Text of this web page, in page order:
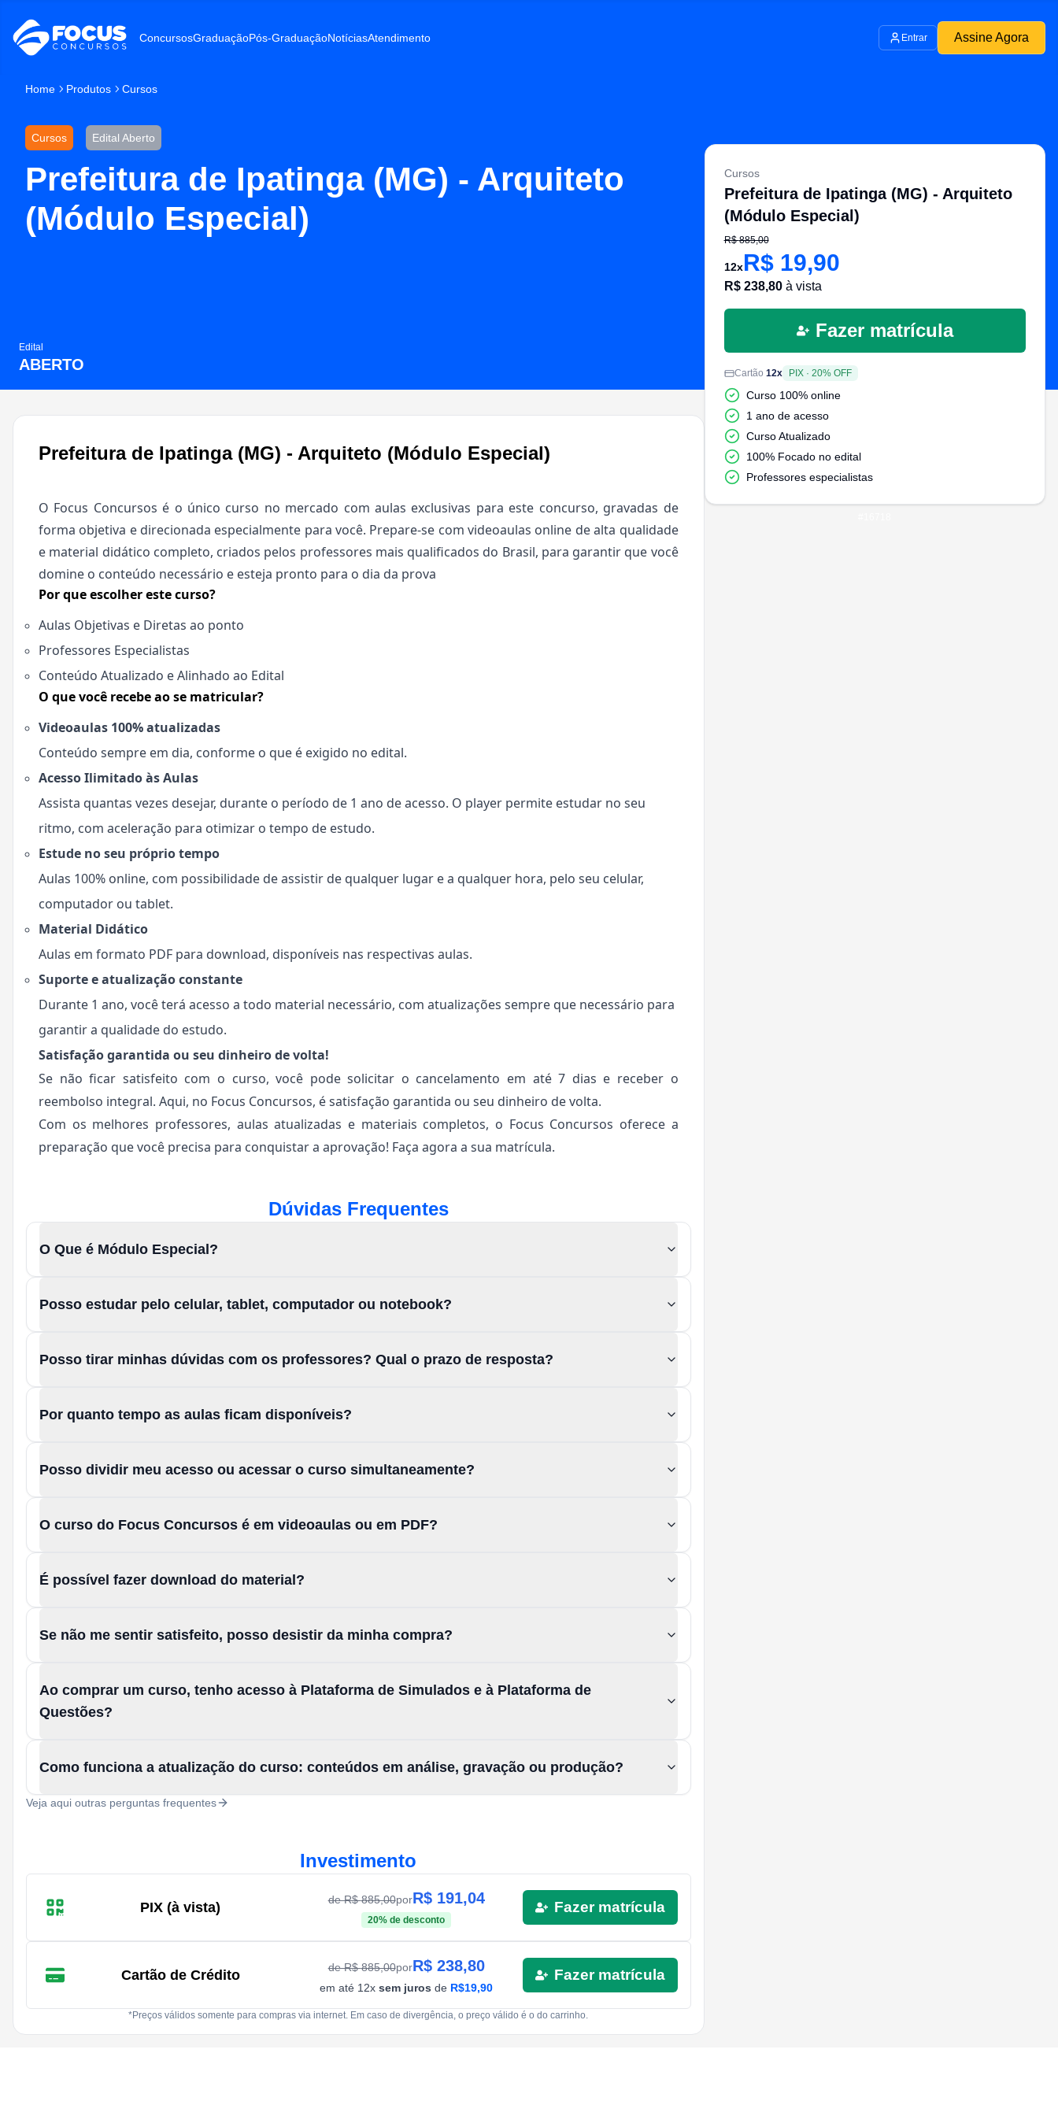
ConcursosGraduaçãoPós-GraduaçãoNotíciasAtendimento Entrar Assine Agora
Home Produtos Cursos
Cursos Edital Aberto
Prefeitura de Ipatinga (MG) - Arquiteto
(Módulo Especial)
Edital
ABERTO
Prefeitura de Ipatinga (MG) - Arquiteto (Módulo Especial)
O Focus Concursos é o único curso no mercado com aulas exclusivas para este concurso, gravadas de
forma objetiva e direcionada especialmente para você. Prepare-se com videoaulas online de alta qualidade
e material didático completo, criados pelos professores mais qualificados do Brasil, para garantir que você
domine o conteúdo necessário e esteja pronto para o dia da prova
Por que escolher este curso?
Aulas Objetivas e Diretas ao ponto
Professores Especialistas
Conteúdo Atualizado e Alinhado ao Edital
O que você recebe ao se matricular?
Videoaulas 100% atualizadas
Conteúdo sempre em dia, conforme o que é exigido no edital.
Acesso Ilimitado às Aulas
Assista quantas vezes desejar, durante o período de 1 ano de acesso. O player permite estudar no seu
ritmo, com aceleração para otimizar o tempo de estudo.
Estude no seu próprio tempo
Aulas 100% online, com possibilidade de assistir de qualquer lugar e a qualquer hora, pelo seu celular,
computador ou tablet.
Material Didático
Aulas em formato PDF para download, disponíveis nas respectivas aulas.
Suporte e atualização constante
Durante 1 ano, você terá acesso a todo material necessário, com atualizações sempre que necessário para
garantir a qualidade do estudo.
Satisfação garantida ou seu dinheiro de volta!
Se não ficar satisfeito com o curso, você pode solicitar o cancelamento em até 7 dias e receber o
reembolso integral. Aqui, no Focus Concursos, é satisfação garantida ou seu dinheiro de volta.
Com os melhores professores, aulas atualizadas e materiais completos, o Focus Concursos oferece a
preparação que você precisa para conquistar a aprovação! Faça agora a sua matrícula.
Dúvidas Frequentes
O Que é Módulo Especial?
Posso estudar pelo celular, tablet, computador ou notebook?
Posso tirar minhas dúvidas com os professores? Qual o prazo de resposta?
Por quanto tempo as aulas ficam disponíveis?
Posso dividir meu acesso ou acessar o curso simultaneamente?
O curso do Focus Concursos é em videoaulas ou em PDF?
É possível fazer download do material?
Se não me sentir satisfeito, posso desistir da minha compra?
Ao comprar um curso, tenho acesso à Plataforma de Simulados e à Plataforma de
Questões?
Como funciona a atualização do curso: conteúdos em análise, gravação ou produção?
Veja aqui outras perguntas frequentes
Investimento
PIX (à vista) de R$885,00porR$ 191,04
20% de desconto
Fazer matrícula
Cartão de Crédito de R$885,00porR$ 238,80
em até 12xsem juros de R$19,90
Fazer matrícula
*Preços válidos somente para compras via internet. Em caso de divergência, o preço válido é o do carrinho.
Cursos
Prefeitura de Ipatinga (MG) - Arquiteto
(Módulo Especial)
R$885,00
12xR$ 19,90
R$ 238,80à vista
Fazer matrícula
Cartão 12x PIX· 20% OFF
Curso 100% online
1 ano de acesso
Curso Atualizado
100% Focado no edital
Professores especialistas